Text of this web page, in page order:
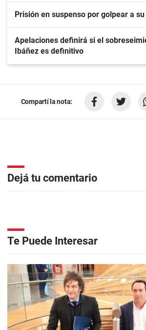
Prisión en suspenso por golpear a
Apelaciones definirá si el
Ibáñez es definitivo
Compartí la nota:
Dejá tu comentario
Te Puede Interesar